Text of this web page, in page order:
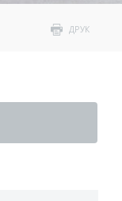
ДРУК
УГОЛКИ И ДВЕРИ